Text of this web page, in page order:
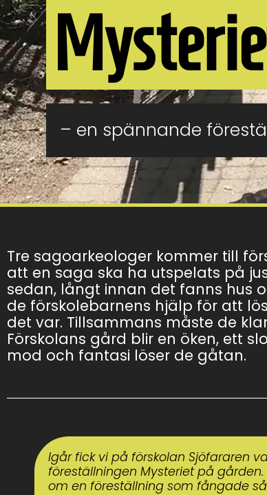
– en spännande
Tre sagoarkeologer kommer till
att en saga ska ha utspelats på
sedan, långt innan det fanns hus
de förskolebarnens hjälp för att
det var. Tillsammans måste de
Förskolans gård blir en öken, ett
mod och fantasi löser de gåtan.
Det här var bästa dagen i mitt liv!